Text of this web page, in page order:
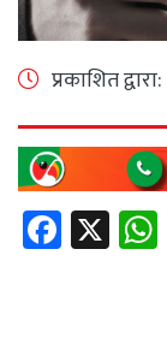
प्रकाशित द्वारा:
X